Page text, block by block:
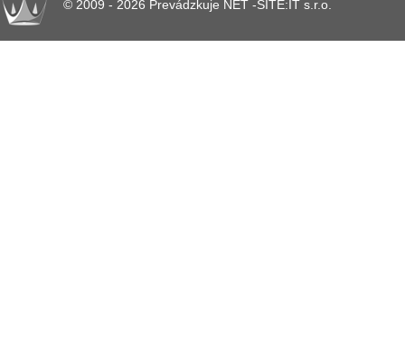
© 2009 - 2026 Prevádzkuje NET -SITE:IT s.r.o.